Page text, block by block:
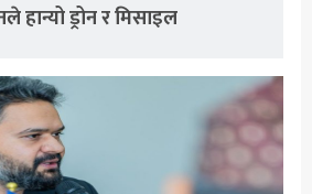
हान्यो ड्रोन र मिसाइल